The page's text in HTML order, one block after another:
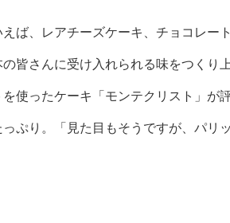
ば、レアチーズケーキ、チョコレー
皆さんに受け入れられる味をつくり
使ったケーキ「モンテクリスト」が
ぷり。「見た目もそうですが、パリ